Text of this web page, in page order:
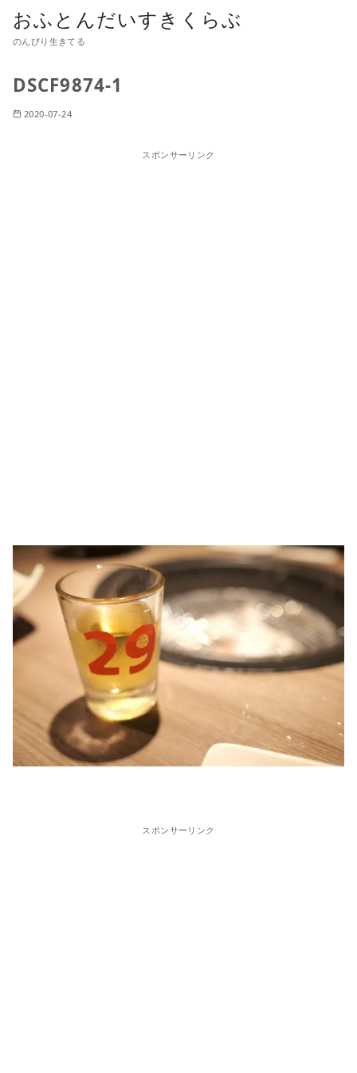
おふとんだいすきくらぶ
のんびり生きてる
DSCF9874-1
2020-07-24
スポンサーリンク
スポンサーリンク